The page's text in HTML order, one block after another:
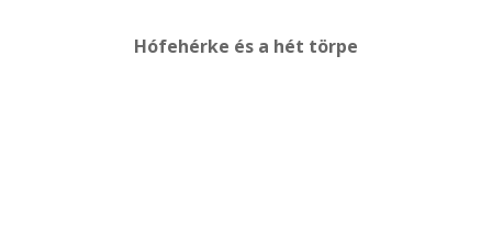
Hófehérke és a hét törpe